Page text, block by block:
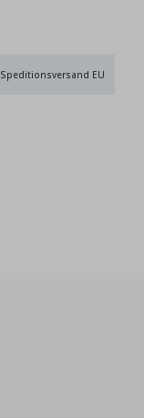
Speditionsversand EU